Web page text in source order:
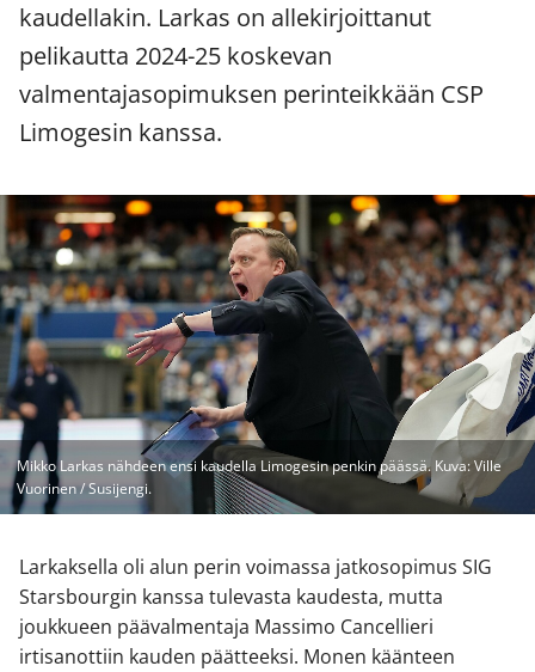
kaudellakin. Larkas on allekirjoittanut
pelikautta 2024-25 koskevan
valmentajasopimuksen perinteikkään CSP
Limogesin kanssa.
Mikko Larkas nähdeen ensi kaudella Limogesin penkin päässä. Kuva: Ville
Vuorinen / Susijengi.
Larkaksella oli alun perin voimassa jatkosopimus SIG
Starsbourgin kanssa tulevasta kaudesta, mutta
joukkueen päävalmentaja Massimo Cancellieri
irtisanottiin kauden päätteeksi. Monen käänteen